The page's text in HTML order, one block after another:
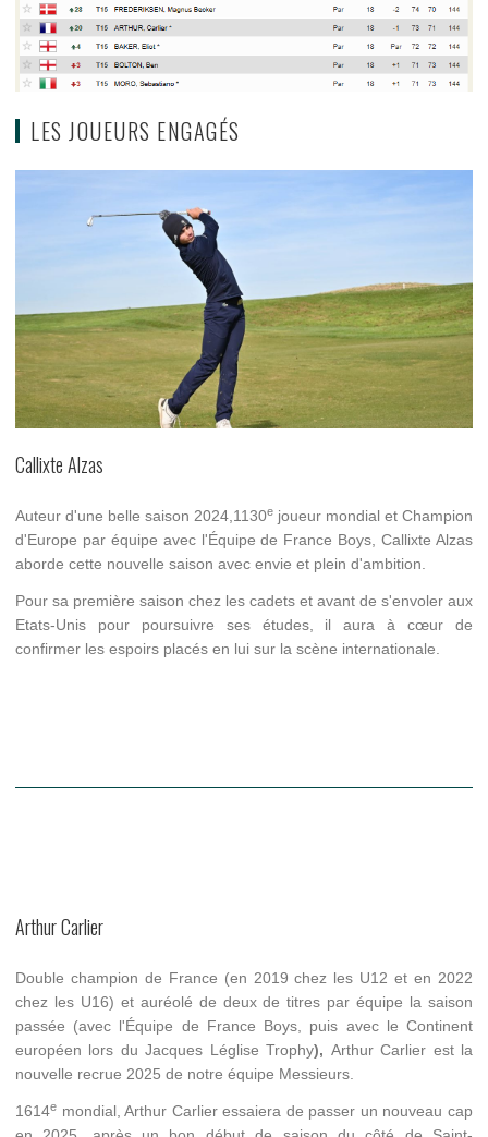
LES JOUEURS ENGAGÉS
Callixte Alzas
Auteur d'une belle saison 2024,1130e joueur mondial et Champion
d'Europe par équipe avec l'Équipe de France Boys, Callixte Alzas
aborde cette nouvelle saison avec envie et plein d'ambition.
Pour sa première saison chez les cadets et avant de s'envoler aux
Etats-Unis pour poursuivre ses études, il aura à cœur de
confirmer les espoirs placés en lui sur la scène internationale.
Arthur Carlier
Double champion de France (en 2019 chez les U12 et en 2022
chez les U16) et auréolé de deux de titres par équipe la saison
passée (avec l'Équipe de France Boys, puis avec le Continent
européen lors du Jacques Léglise Trophy), Arthur Carlier est la
nouvelle recrue 2025 de notre équipe Messieurs.
1614e mondial, Arthur Carlier essaiera de passer un nouveau cap